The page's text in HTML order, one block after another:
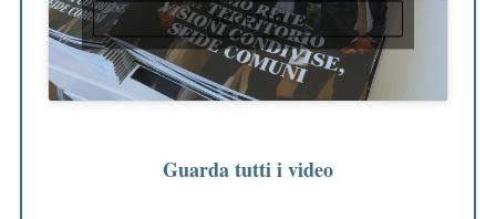
ACCETTO
Guarda tutti i video